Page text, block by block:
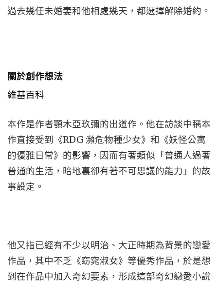
過去幾任未婚妻和他相處幾天，都選擇解除婚約。
關於創作想法
維基百科
本作是作者顎木亞玖彌的出道作。他在訪談中稱本
作直接受到《RDG 瀕危物種少女》和《妖怪公寓
的優雅日常》的影響，因而有著類似「普通人過著
普通的生活，暗地裏卻有著不可思議的能力」的故
事設定。
他又指已經有不少以明治、大正時期為背景的戀愛
作品，其中不乏《窈窕淑女》等優秀作品，於是想
到在作品中加入奇幻要素，形成這部奇幻戀愛小說